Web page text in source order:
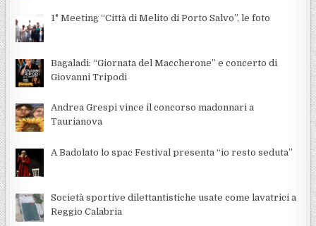
1° Meeting “Città di Melito di Porto Salvo”, le foto
Bagaladi: “Giornata del Maccherone” e concerto di
Giovanni Tripodi
Andrea Grespi vince il concorso madonnari a
Taurianova
A Badolato lo spac Festival presenta “io resto seduta”
Società sportive dilettantistiche usate come lavatrici a
Reggio Calabria